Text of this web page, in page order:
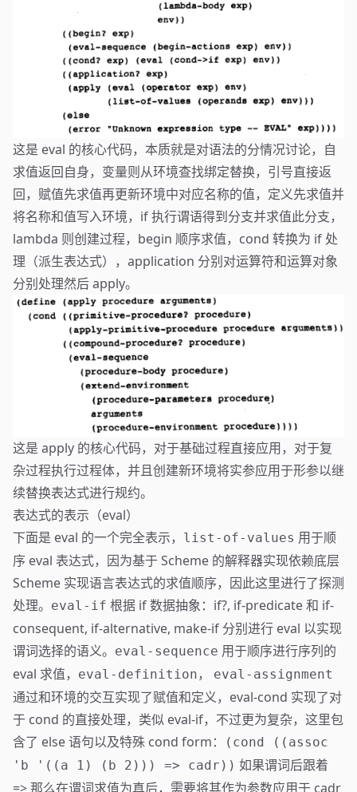
这是 eval 的核心代码，本质就是对语法的分情况讨论，自
求值返回自身，变量则从环境查找绑定替换，引号直接返
回，赋值先求值再更新环境中对应名称的值，定义先求值并
将名称和值写入环境，if 执行谓语得到分支并求值此分支，
lambda 则创建过程，begin 顺序求值，cond 转换为 if 处
理（派生表达式），application 分别对运算符和运算对象
分别处理然后 apply。
这是 apply 的核心代码，对于基础过程直接应用，对于复
杂过程执行过程体，并且创建新环境将实参应用于形参以继
续替换表达式进行规约。
表达式的表示（eval）
下面是 eval 的一个完全表示， list-of-values 用于顺
序 eval 表达式，因为基于 Scheme 的解释器实现依赖底层
Scheme 实现语言表达式的求值顺序，因此这里进行了探测
处理。 eval-if 根据 if 数据抽象：if?, if-predicate 和 if-
consequent, if-alternative, make-if 分别进行 eval 以实现
谓词选择的语义。 eval-sequence 用于顺序进行序列的
eval 求值， eval-definition， eval-assignment
通过和环境的交互实现了赋值和定义，eval-cond 实现了对
于 cond 的直接处理，类似 eval-if，不过更为复杂，这里包
含了 else 语句以及特殊 cond form：
(cond ((assoc
'b '((a 1) (b 2))) => cadr)) 如果谓词后跟着
=> 那么在谓词求值为真后，需要将其作为参数应用于 cadr